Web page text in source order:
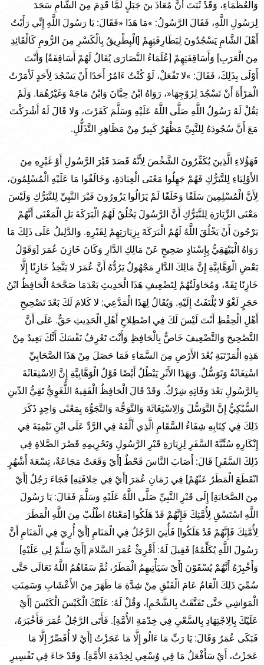
وَالْعُظَمَاءِ، وَقَدْ ثَبَتَ أَنَّ مُعَاذَ بنَ جَبَلٍ لَمَّا قَدِمَ مِنَ الشَّامِ سَجَدَ
لِرَسُولِ اللَّهِ، فَقَالَ الرَّسُولُ: »مَا هَذَا «فَقَالَ: يَا رَسُولَ اللَّهِ إِنِّي رَأَيْتُ
أَهْلَ الشَّامِ يَسْجُدُونَ لِبَطَارِقَتِهِمْ [الْبِطْرِيقُ بِالْكَسْرِ مِنَ الرُّومِ كَالْقَائِدِ
مِنَ الْعَرَبِ] وَأَسَاقِفَتِهِمْ [عُلَمَاءُ النَّصَارَى يُقَالُ لَهُمْ أَسَاقِفَةٌ] وَأَنْتَ
أَوْلَى بِذَلِكَ، فَقَالَ: »لا تَفْعَلْ، لَوْ كُنْتُ ءَامُرُ أَحَدًا أَنْ يَسْجُدَ لِأَحَدٍ لَأَمَرْتُ
الْمَرْأَةَ أَنْ تَسْجُدَ لِزَوْجِهَا«، رَوَاهُ ابْنُ حِبَّانَ وَابْنُ مَاجَهْ وَغَيْرُهُمَا. وَلَمْ
يَقُلْ لَهُ رَسُولُ اللَّهِ صَلَّى اللَّهُ عَلَيْهِ وَسَلَّمَ كَفَرْتَ، وَلا قَالَ لَهُ أَشْرَكْتَ
مَعَ أَنَّ سُجُودَهُ لِلنَّبِيِّ مَظْهَرٌ كَبِيرٌ مِنْ مَظَاهِرِ التَّذَلُّلِ.
فَهَؤُلاءِ الَّذِينَ يُكَفِّرُونَ الشَّخْصَ لِأَنَّهُ قَصَدَ قَبْرَ الرَّسُولِ أَوْ غَيْرِهِ مِنَ
الأَوْلِيَاءِ لِلتَّبَرُّكِ فَهُمْ جَهِلُوا مَعْنَى الْعِبَادَةِ، وَخَالَفُوا مَا عَلَيْهِ الْمُسْلِمُونَ،
لِأَنَّ الْمُسْلِمِينَ سَلَفًا وَخَلَفًا لَمْ يَزَالُوا يَزُورُونَ قَبْرَ النَّبِيِّ لِلتَّبَرُّكِ وَلَيْسَ
مَعْنَى الزِّيَارَةِ لِلتَّبَرُّكِ أَنَّ الرَّسُولَ يَخْلُقُ لَهُمُ الْبَرَكَةَ بَلِ الْمَعْنَى أَنَّهُمْ
يَرْجُونَ أَنْ يَخْلُقَ اللَّهُ لَهُمُ الْبَرَكَةَ بِزِيَارَتِهِمْ لِقَبْرِهِ. وَالدَّلِيلُ عَلَى ذَلِكَ مَا
رَوَاهُ الْبَيْهَقِيُّ بِإِسْنَادٍ صَحِيحٍ عَنْ مَالِكِ الدَّارِ وَكَانَ خَازِنَ عُمَرَ [وَقَوْلُ
بَعْضِ الْوَهَّابِيَّةِ إِنَّ مَالِكَ الدَّارِ مَجْهُولٌ يَرُدُّهُ أَنَّ عُمَرَ لا يَتَّخِذُ خَازِنًا إِلَّا
خَازِنًا ثِقَةً، وَمُحَاوَلَتُهُمْ لِتَضْعِيفِ هَذَا الْحَدِيثِ بَعْدَمَا صَحَّحَهُ الْحَافِظُ ابْنُ
حَجَرٍ لَغْوٌ لا يُلْتَفَتُ إِلَيْهِ. وَيُقَالُ لِهَذَا الْمَدَّعِي: لا كَلامَ لَكَ بَعْدَ تَصْحِيحِ
أَهْلِ الْحِفْظِ أَنْتَ لَيْسَ لَكَ فِي اصْطِلاحِ أَهْلِ الْحَدِيثِ حَقٌّ. عَلَى أَنَّ
التَّصْحِيحَ وَالتَّضْعِيفَ خَاصٌّ بِالْحَافِظِ وَأَنْتَ تَعْرِفُ نَفْسَكَ أَنَّكَ بَعِيدٌ مِنْ
هَذِهِ الْمَرْتَبَةِ بُعْدَ الأَرْضِ مِنَ السَّمَاءِ فَمَا حَصَلَ مِنْ هَذَا الصَّحَابِيِّ
اسْتِغَاثَةٌ وَتَوَسُّلٌ. وَبِهَذَا الأَثَرِ يَبْطُلُ أَيْضًا قَوْلُ الْوَهَّابِيَّةِ إِنَّ الِاسْتِغَاثَةَ
بِالرَّسُولِ بَعْدَ وَفَاتِهِ شِرْكٌ. وَقَدْ قَالَ الْحَافِظُ الْفَقِيهُ اللُّغَوِيُّ تَقِيُّ الدِّينِ
السُّبْكِيُّ إِنَّ التَّوَسُّلَ وَالِاسْتِغَاثَةَ وَالتَّوَجُّهَ وَالتَّجَوُّهَ بِمَعْنًى وَاحِدٍ ذَكَرَ
ذَلِكَ فِي كِتَابِهِ شِفَاءُ السَّقَامِ الَّذِي أَلَّفَهُ فِي الرَّدِّ عَلَى ابْنِ تَيْمِيَةَ فِي
إِنْكَارِهِ سُنِّيَّةَ السَّفَرِ لِزِيَارَةِ قَبْرِ الرَّسُولِ وَتَحْرِيمِهِ قَصْرَ الصَّلاةِ فِي
ذَلِكَ السَّفَرِ] قَالَ: أَصَابَ النَّاسَ قَحْطٌ [أَيْ وَقَعَتْ مَجَاعَةٌ، تِسْعَةَ أَشْهُرٍ
انْقَطَعَ الْمَطَرُ عَنْهُمْ] فِي زَمَانِ عُمَرَ [أَيْ فِي خِلافَتِهِ] فَجَاءَ رَجُلٌ [أَيْ
مِنَ الصَّحَابَةِ] إِلَى قَبْرِ النَّبِيِّ صَلَّى اللَّهُ عَلَيْهِ وَسَلَّمَ فَقَالَ: يَا رَسُولَ
اللَّهِ اسْتَسْقِ لِأُمَّتِكَ فَإِنَّهُمْ قَدْ هَلَكُوا [مَعْنَاهُ اطْلُبْ مِنَ اللَّهِ الْمَطَرَ
لِأُمَّتِكَ فَإِنَّهُمْ قَدْ هَلَكُوا] فَأُتِيَ الرَّجُلُ فِي الْمَنَامِ [أَيْ أُرِيَ فِي الْمَنَامِ أَنَّ
رَسُولَ اللَّهِ يُكَلِّمُهُ] فَقِيلَ لَهُ: أَقْرِئْ عُمَرَ السَّلامَ [أَيْ سَلِّمْ لِي عَلَيْهِ]
وَأَخْبِرْهُ أَنَّهُمْ يُسْقَوْنَ [أَيْ سَيَأْتِيهِمُ الْمَطَرُ، ثُمَّ سَقَاهُمُ اللَّهُ تَعَالَى حَتَّى
سُمِّيَ ذَلِكَ الْعَامُ عَامَ الْفَتْقِ مِنْ شِدَّةِ مَا ظَهَرَ مِنَ الأَعْشَابِ وَسَمِنَتِ
الْمَوَاشِي حَتَّى تَفَتَّقَتْ بِالشَّحْمِ]، وَقُلْ لَهُ: عَلَيْكَ الْكَيْسَ الْكَيْسَ [أَيْ
عَلَيْكَ بِالِاجْتِهَادِ بِالسَّعْيِ فِي خِدْمَةِ الأُمَّةِ]. فَأَتَى الرَّجُلُ عُمَرَ فَأَخْبَرَهُ،
فَبَكَى عُمَرُ وَقَالَ: يَا رَبِّ مَا ءَالُو إِلَّا مَا عَجَزْتُ [أَيْ لا أُقَصِّرُ إِلَّا مَا
عَجَزْتُ، أَيْ سَأَفْعَلُ مَا فِي وُسْعِي لِخِدْمَةِ الأُمَّةِ]. وَقَدْ جَاءَ فِي تَفْسِيرِ